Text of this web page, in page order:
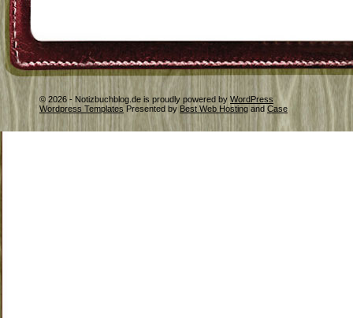
© 2026 - Notizbuchblog.de is proudly powered by WordPress
Wordpress Templates Presented by Best Web Hosting and Case